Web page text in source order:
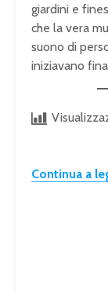
giardini e
che la vera
suono di
iniziavano
Continua a